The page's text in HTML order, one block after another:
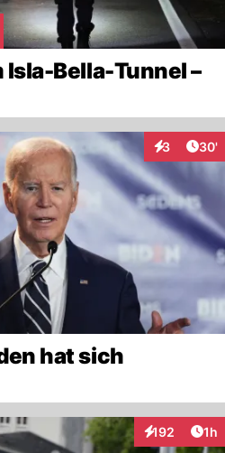
Bella-Tunnel –
3 30'
hat sich
192
Interaktionen
1h